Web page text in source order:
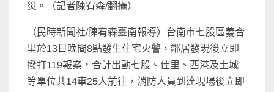
災。（記者陳宥森/翻攝）
（民時新聞社/陳宥森臺南報導）台南市七股區義合
里於13日晚間8點發生住宅火警，鄰居發現後立即
撥打119報案，合計出動七股、佳里、西港及土城
等單位共14車25人前往，消防人員到達現場後立即